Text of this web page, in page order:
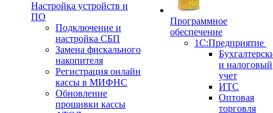
Настройка устройств и
ПО
Подключение и
настройка СБП
Замена фискального
накопителя
Регистрация онлайн
кассы в МИФНС
Обновление
прошивки кассы
Программное
обеспечение
1С:Предприятие
и налоговый
учет
ИТС
Оптовая
торговля